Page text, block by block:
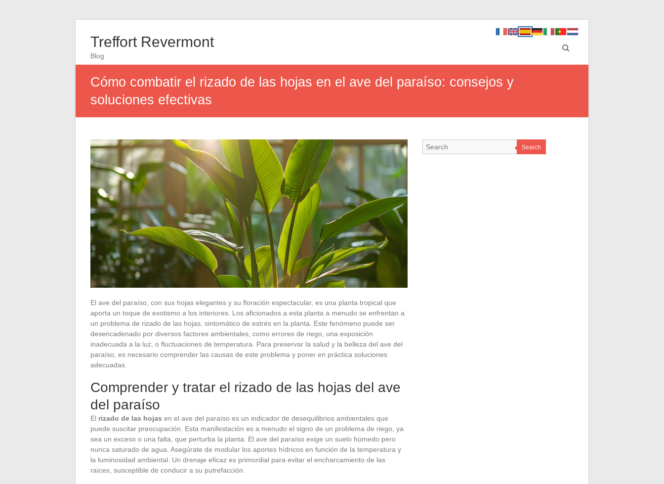
Treffort Revermont
Blog
Cómo combatir el rizado de las hojas en el ave del paraíso: consejos y
soluciones efectivas
El ave del paraíso, con sus hojas elegantes y su floración espectacular, es una planta tropical que
aporta un toque de exotismo a los interiores. Los aficionados a esta planta a menudo se enfrentan a
un problema de rizado de las hojas, sintomático de estrés en la planta. Este fenómeno puede ser
desencadenado por diversos factores ambientales, como errores de riego, una exposición
inadecuada a la luz, o fluctuaciones de temperatura. Para preservar la salud y la belleza del ave del
paraíso, es necesario comprender las causas de este problema y poner en práctica soluciones
adecuadas.
Comprender y tratar el rizado de las hojas del ave
del paraíso
El rizado de las hojas en el ave del paraíso es un indicador de desequilibrios ambientales que
puede suscitar preocupación. Esta manifestación es a menudo el signo de un problema de riego, ya
sea un exceso o una falta, que perturba la planta. El ave del paraíso exige un suelo húmedo pero
nunca saturado de agua. Asegúrate de modular los aportes hídricos en función de la temperatura y
la luminosidad ambiental. Un drenaje eficaz es primordial para evitar el encharcamiento de las
raíces, susceptible de conducir a su putrefacción.
Search